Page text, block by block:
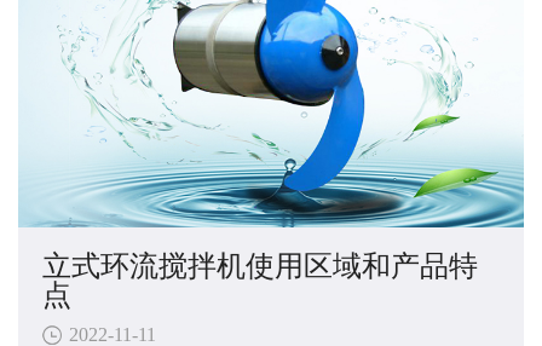
立式环流搅拌机使用区域和产品特
点
2022-11-11